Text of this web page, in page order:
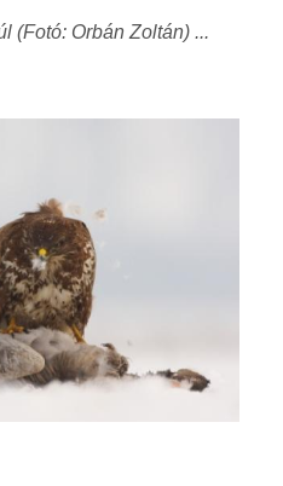
(Fotó: Orbán Zoltán) ...